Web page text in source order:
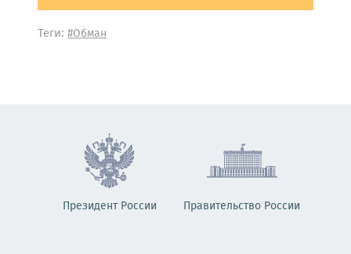
Теги: #Обман
Президент России Правительство России